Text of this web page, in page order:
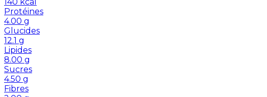
140 kcal
Protéines
4.00 g
Glucides
12.1 g
Lipides
8.00 g
Sucres
4.50 g
Fibres